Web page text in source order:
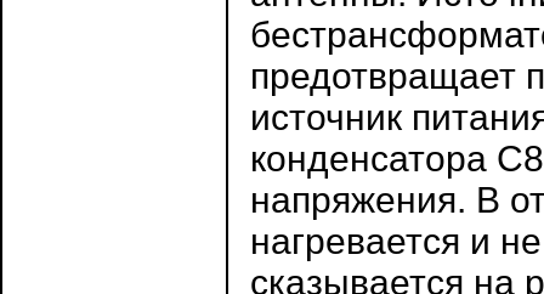
предотвращает
источник
конденсатора
напряжения. В
нагревается и
сказывается на